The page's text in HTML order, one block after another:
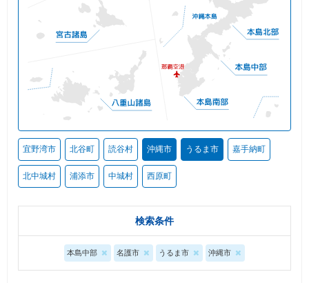
宜野湾市 北谷町 読谷村 沖縄市 うるま市 嘉手納町
北中城村 浦添市 中城村 西原町
検索条件
本島中部 名護市 うるま市 沖縄市